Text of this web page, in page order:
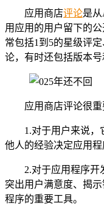
应用商店评论是从
用应用的用户留下的
常包括1到5的星级评
论，有时还包括版本号
应用商店评论很重
1.对于用户来说
他人的经验决定应用程
2.对于应用程序开
突出用户满意度、揭
程序的重要工具。